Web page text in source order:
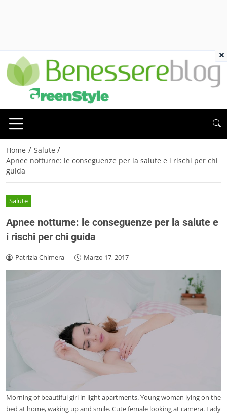
Home / Salute /
Apnee notturne: le conseguenze per la salute e i rischi per chi
guida
Salute
Apnee notturne: le conseguenze per la salute e
i rischi per chi guida
Patrizia Chimera - Marzo 17, 2017
Morning of beautiful girl in light apartments. Young woman lying on the
bed at home, waking up and smile. Cute female looking at camera. Lady
×